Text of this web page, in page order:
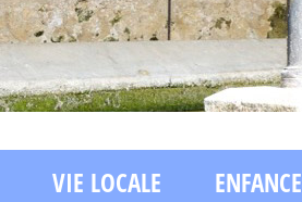
VIE LOCALE ENFANCE